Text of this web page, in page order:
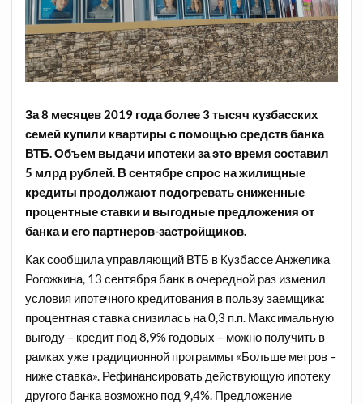
За 8 месяцев 2019 года более 3 тысяч кузбасских
семей купили квартиры с помощью средств банка
ВТБ. Объем выдачи ипотеки за это время составил
5 млрд рублей. В сентябре спрос на жилищные
кредиты продолжают подогревать сниженные
процентные ставки и выгодные предложения от
банка и его партнеров-застройщиков.
Как сообщила управляющий ВТБ в Кузбассе Анжелика
Рогожкина, 13 сентября банк в очередной раз изменил
условия ипотечного кредитования в пользу заемщика:
процентная ставка снизилась на 0,3 п.п. Максимальную
выгоду – кредит под 8,9% годовых – можно получить в
рамках уже традиционной программы «Больше метров –
ниже ставка». Рефинансировать действующую ипотеку
другого банка возможно под 9,4%. Предложение